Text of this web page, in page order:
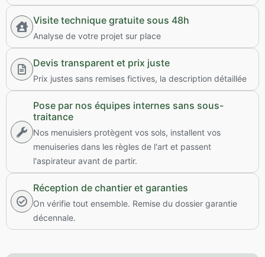
Visite technique gratuite sous 48h
Analyse de votre projet sur place
Devis transparent et prix juste
Prix justes sans remises fictives, la description détaillée
Pose par nos équipes internes sans sous-
traitance
Nos menuisiers protègent vos sols, installent vos
menuiseries dans les règles de l'art et passent
l'aspirateur avant de partir.
Réception de chantier et garanties
On vérifie tout ensemble. Remise du dossier garantie
décennale.